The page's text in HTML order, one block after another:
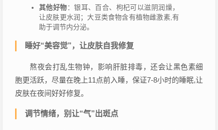
其他好物：银耳、百合、枸杞可以滋阴润燥，
让皮肤更水润；大豆类食物含有植物雌激素,有
助于调节内分泌。
睡好“美容觉”，让皮肤自我修复
熬夜会打乱生物钟，影响肝脏排毒，还会让黑色素细
胞更活跃，尽量在晚上11点前入睡，保证7-8小时的睡眠,让
皮肤在夜间好好修复。
调节情绪，别让“气”出斑点